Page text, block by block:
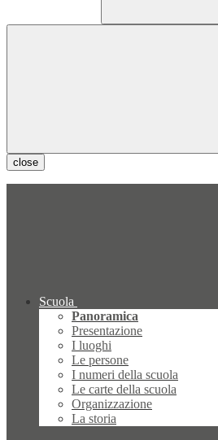
close
Scuola
Panoramica
Presentazione
I luoghi
Le persone
I numeri della scuola
Le carte della scuola
Organizzazione
La storia